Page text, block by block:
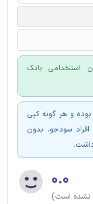
استخدامی بانک
و هر گونه کپی
سودجو، بدون
۰.۰
نشده است)